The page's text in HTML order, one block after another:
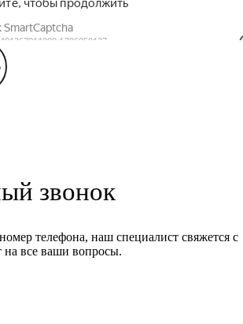
звонок
телефона, наш специалист свяжется с
на все ваши вопросы.